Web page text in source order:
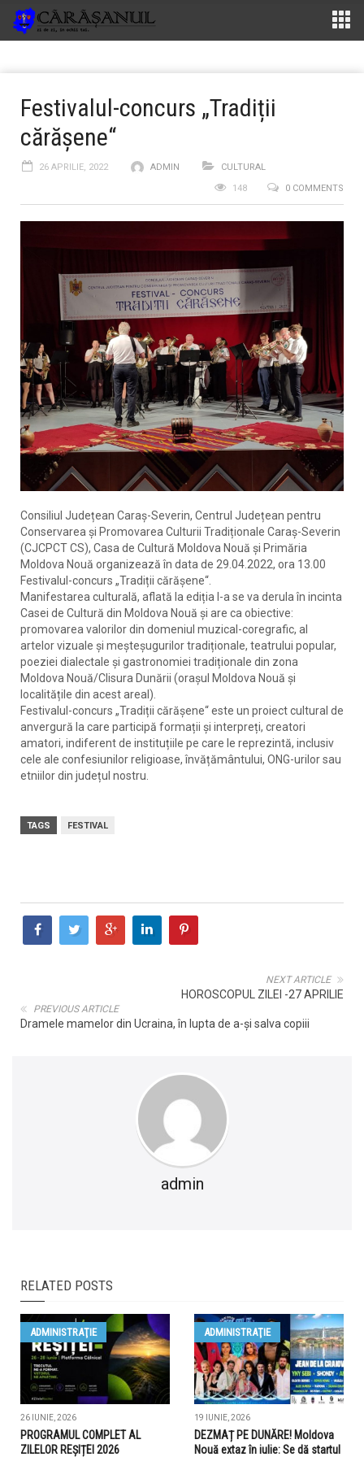
Festivalul-concurs „Tradiții
cărășene“
26 APRILIE, 2022 ADMIN
CULTURAL
0 COMMENTS
148
Consiliul Județean Caraș-Severin, Centrul Județean pentru
Conservarea și Promovarea Culturii Tradiționale Caraș-Severin
(CJCPCT CS), Casa de Cultură Moldova Nouă și Primăria
Moldova Nouă organizează în data de 29.04.2022, ora 13.00
Festivalul-concurs „Tradiții cărășene“.
Manifestarea culturală, aflată la ediția I-a se va derula în incinta
Casei de Cultură din Moldova Nouă și are ca obiective:
promovarea valorilor din domeniul muzical-coregrafic, al
artelor vizuale și meșteșugurilor tradiționale, teatrului popular,
poeziei dialectale și gastronomiei tradiționale din zona
Moldova Nouă/Clisura Dunării (orașul Moldova Nouă și
localitățile din acest areal).
Festivalul-concurs „Tradiții cărășene“ este un proiect cultural de
anvergură la care participă formații și interpreți, creatori
amatori, indiferent de instituțiile pe care le reprezintă, inclusiv
cele ale confesiunilor religioase, învățământului, ONG-urilor sau
etniilor din județul nostru.
TAGS FESTIVAL
NEXT ARTICLE
HOROSCOPUL ZILEI -27 APRILIE
PREVIOUS ARTICLE
Dramele mamelor din Ucraina, în lupta de a-și salva copiii
admin
RELATED POSTS
ADMINISTRAŢIE
26 IUNIE, 2026
PROGRAMUL COMPLET AL
ZILELOR REȘIȚEI 2026
ADMINISTRAŢIE
19 IUNIE, 2026
DEZMAȚ PE DUNĂRE! Moldova
Nouă extaz în iulie: Se dă startul